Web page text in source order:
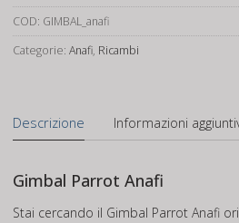
Anafi
quantità
COD: GIMBAL_anafi
Categorie: Anafi, Ricambi
Descrizione Informazioni
Gimbal Parrot Anafi
Stai cercando il Gimbal Parrot Anafi